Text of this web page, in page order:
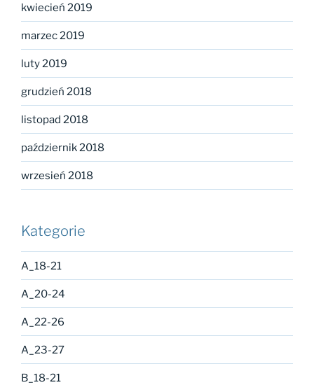
kwiecień 2019
marzec 2019
luty 2019
grudzień 2018
listopad 2018
październik 2018
wrzesień 2018
Kategorie
A_18-21
A_20-24
A_22-26
A_23-27
B_18-21